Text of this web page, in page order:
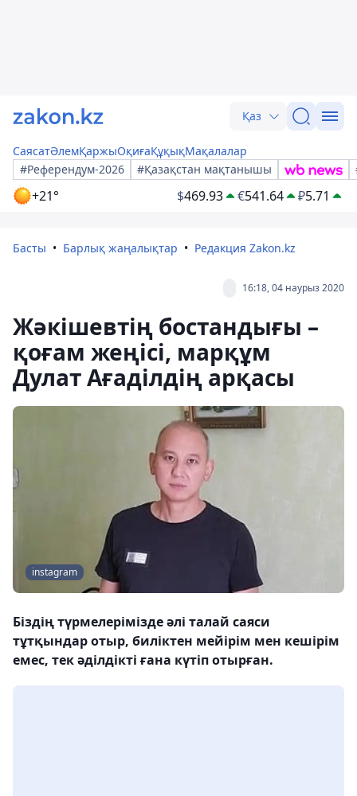
Қаз
СаясатӘлемҚаржыОқиғаҚұқықМақалалар
#Референдум-2026
#Қазақстан мақтанышы
+21° $469.93 €541.64 ₽5.71
Басты Барлық жаңалықтар Редакция Zakon.kz
16:18, 04 наурыз 2020
Жәкішевтің бостандығы –
қоғам жеңісі, марқұм
Дулат Ағаділдің арқасы
instagram
Біздің түрмелерімізде әлі талай саяси
тұтқындар отыр, биліктен мейірім мен кешірім
емес, тек әділдікті ғана күтіп отырған.